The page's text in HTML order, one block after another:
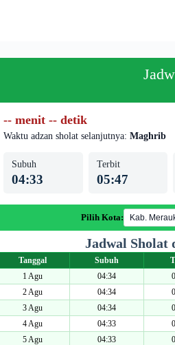
-- menit -- detik
Waktu adzan sholat selanjutnya: Maghrib
Subuh
04:33
Terbit
05:47
Pilih Kota:
Jadwal Sholat
Tanggal Subuh
1 Agu
04:34
2 Agu
04:34
3 Agu
04:34
4 Agu
04:33
5 Agu
04:33